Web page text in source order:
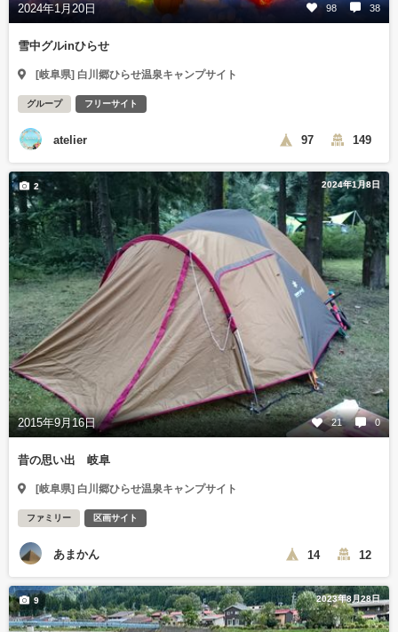
2024年1月20日 98 38
雪中グルinひらせ
[岐阜県] 白川郷ひらせ温泉キャンプサイト
グループ フリーサイト
atelier 97 149
2024年1月8日
2015年9月16日 21 0
2
昔の思い出 岐阜
[岐阜県] 白川郷ひらせ温泉キャンプサイト
ファミリー 区画サイト
あまかん 14 12
2023年8月28日
9